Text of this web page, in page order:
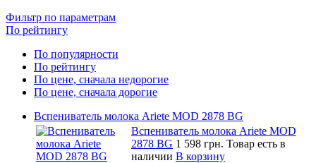
Фильтр по параметрам
По рейтингу
По популярности
По рейтингу
По цене, сначала недорогие
По цене, сначала дорогие
Вспениватель молока Ariete MOD 2878 BG
Вспениватель молока Ariete MOD
2878 BG 1 598 грн. Товар есть в
наличии В корзину